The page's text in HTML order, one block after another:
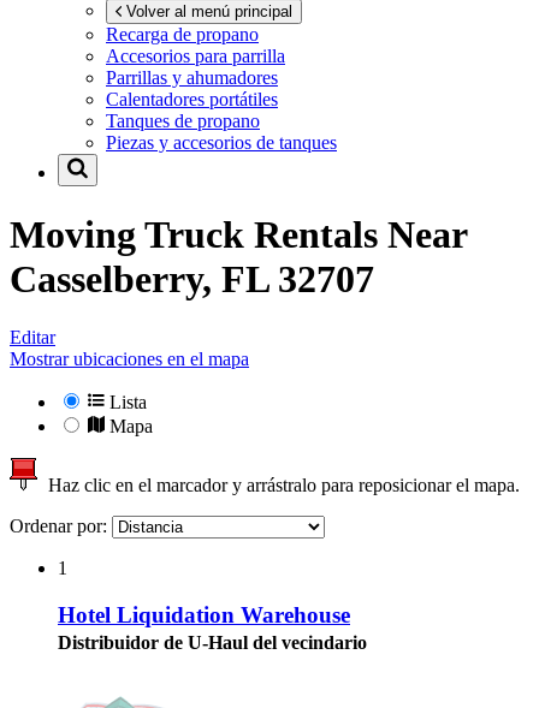
Volver al menú principal
Recarga de propano
Accesorios para parrilla
Parrillas y ahumadores
Calentadores portátiles
Tanques de propano
Piezas y accesorios de tanques
Moving Truck Rentals Near
Casselberry, FL 32707
Editar
Mostrar ubicaciones en el mapa
Lista
Mapa
Haz clic en el marcador y arrástralo para reposicionar el mapa.
Ordenar por:
1
Hotel Liquidation Warehouse
Distribuidor de U-Haul del vecindario